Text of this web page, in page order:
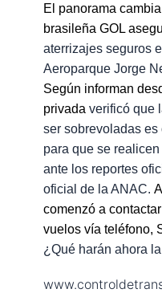
El panorama
brasileña GOL
aterrizajes seguros
Aeroparque Jorge
Según informan
privada verificó que
ser sobrevoladas es
para que se
ante los reportes
oficial de la ANAC.
comenzó a
vuelos vía teléfono,
¿Qué harán ahora